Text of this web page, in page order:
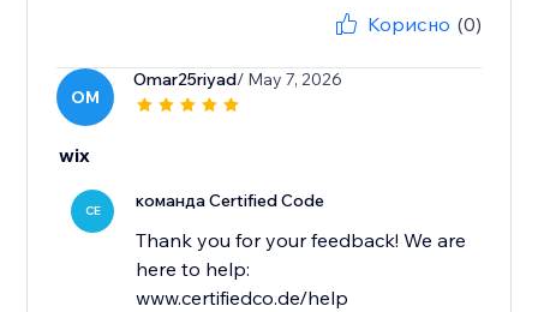
Корисно (0)
OM
Omar25riyad/ May 7, 2026
wix
CE команда Certified Code
Thank you for your feedback! We are
here to help:
www.certifiedco.de/help